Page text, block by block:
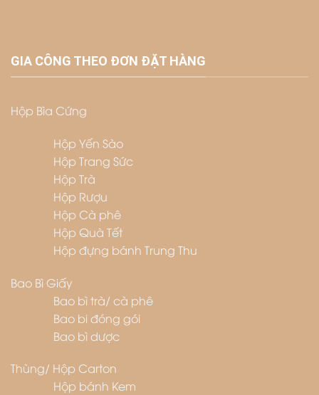
GIA CÔNG THEO ĐƠN ĐẶT HÀNG
Hộp Bìa Cứng
Hộp Yến Sào
Hộp Trang Sức
Hộp Trà
Hộp Rượu
Hộp Cà phê
Hộp Quà Tết
Hộp đựng bánh Trung Thu
Bao Bì Giấy
Bao bì trà/ cà phê
Bao bi đóng gói
Bao bì dược
Thùng/ Hộp Carton
Hộp bánh Kem